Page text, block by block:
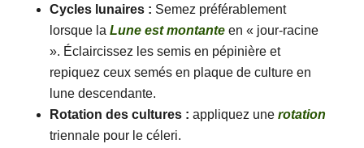
Cycles lunaires : Semez préférablement
lorsque la Lune est montanteen « jour-racine
». Éclaircissez les semis en pépinière et
repiquez ceux semés en plaque de culture en
lune descendante.
Rotation des cultures : appliquez unerotation
triennale pour le céleri.